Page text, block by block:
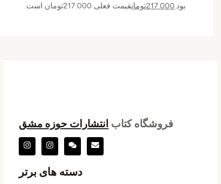
217.000تومانقیمت فعلی 217.000تومان است.
فروشگاه کتابانتشارات حوزه مشق
دسته های برتر